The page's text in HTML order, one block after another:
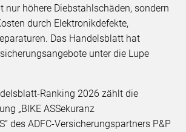
nur höhere Diebstahlschäden, sondern
durch Elektronikdefekte,
Das Handelsblatt hat
unter die Lupe
Ranking 2026 zählt die
„BIKE ASSekuranz
des ADFC-Versicherungspartners P&P